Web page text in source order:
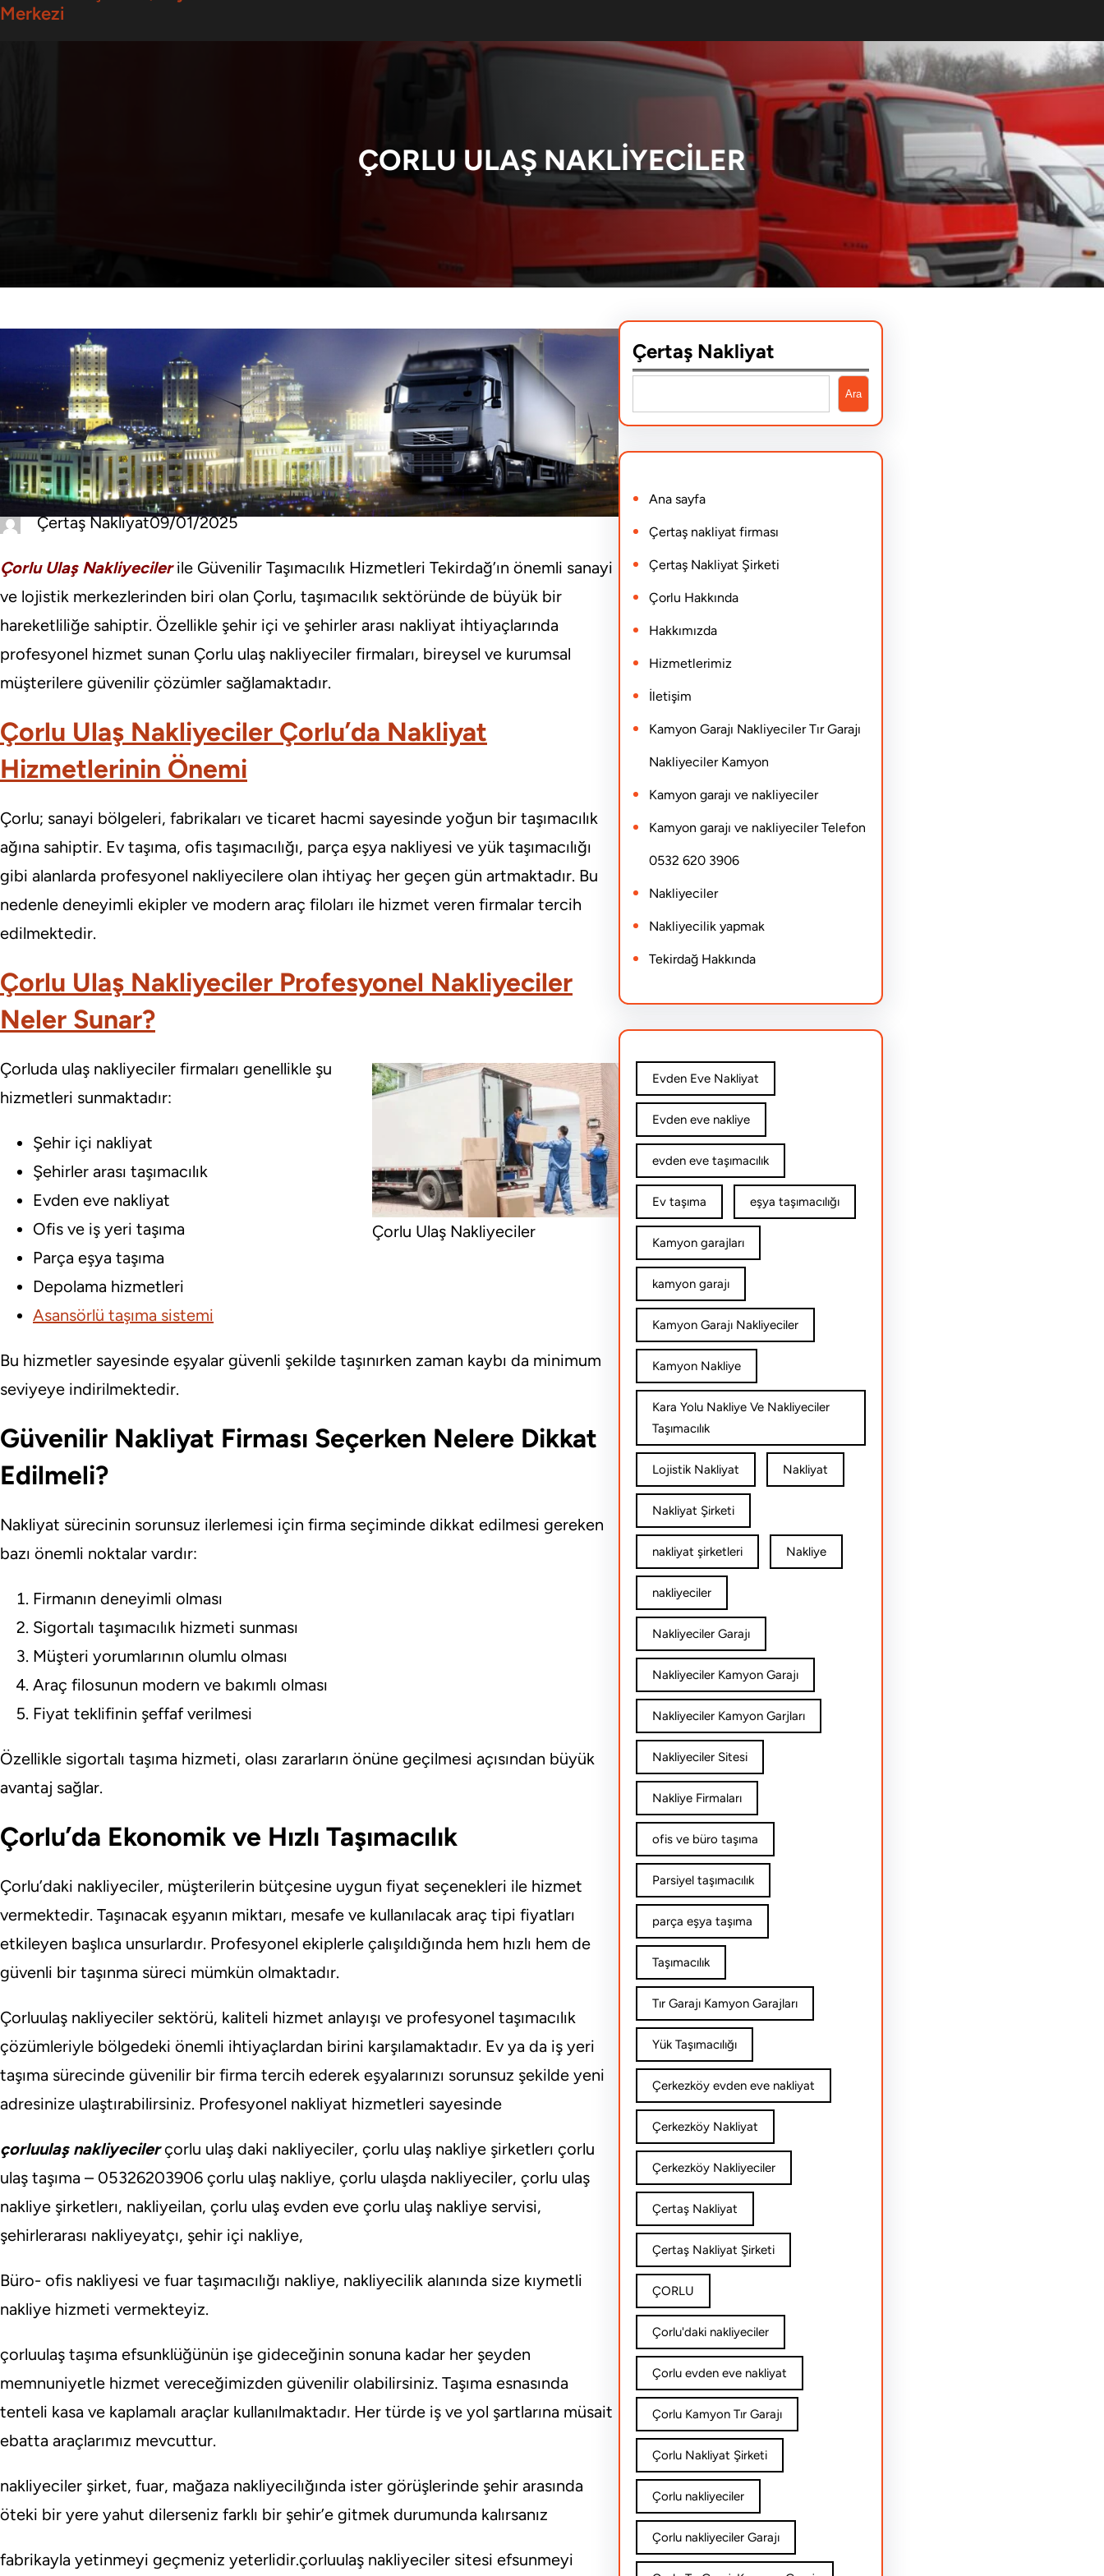
Merkezi
ÇORLU ULAŞ NAKLIYECILER
Çertaş Nakliyat09/01/2025
Çorlu Ulaş Nakliyecilerile Güvenilir Taşımacılık Hizmetleri Tekirdağ’ın önemli sanayi
ve lojistik merkezlerinden biri olan Çorlu, taşımacılık sektöründe de büyük bir
hareketliliğe sahiptir. Özellikle şehir içi ve şehirler arası nakliyat ihtiyaçlarında
profesyonel hizmet sunan Çorlu ulaş nakliyeciler firmaları, bireysel ve kurumsal
müşterilere güvenilir çözümler sağlamaktadır.
Çorlu Ulaş Nakliyeciler Çorlu’da Nakliyat
Hizmetlerinin Önemi
Çorlu; sanayi bölgeleri, fabrikaları ve ticaret hacmi sayesinde yoğun bir taşımacılık
ağına sahiptir. Ev taşıma, ofis taşımacılığı, parça eşya nakliyesi ve yük taşımacılığı
gibi alanlarda profesyonel nakliyecilere olan ihtiyaç her geçen gün artmaktadır. Bu
nedenle deneyimli ekipler ve modern araç filoları ile hizmet veren firmalar tercih
edilmektedir.
Çorlu Ulaş Nakliyeciler Profesyonel Nakliyeciler
Neler Sunar?
Çorlu Ulaş Nakliyeciler
Çorluda ulaş nakliyeciler firmaları genellikle şu
hizmetleri sunmaktadır:
Şehir içi nakliyat
Şehirler arası taşımacılık
Evden eve nakliyat
Ofis ve iş yeri taşıma
Parça eşya taşıma
Depolama hizmetleri
Asansörlü taşıma sistemi
Bu hizmetler sayesinde eşyalar güvenli şekilde taşınırken zaman kaybı da minimum
seviyeye indirilmektedir.
Güvenilir Nakliyat Firması Seçerken Nelere Dikkat
Edilmeli?
Nakliyat sürecinin sorunsuz ilerlemesi için firma seçiminde dikkat edilmesi gereken
bazı önemli noktalar vardır:
Firmanın deneyimli olması
Sigortalı taşımacılık hizmeti sunması
Müşteri yorumlarının olumlu olması
Araç filosunun modern ve bakımlı olması
Fiyat teklifinin şeffaf verilmesi
Özellikle sigortalı taşıma hizmeti, olası zararların önüne geçilmesi açısından büyük
avantaj sağlar.
Çorlu’da Ekonomik ve Hızlı Taşımacılık
Çorlu’daki nakliyeciler, müşterilerin bütçesine uygun fiyat seçenekleri ile hizmet
vermektedir. Taşınacak eşyanın miktarı, mesafe ve kullanılacak araç tipi fiyatları
etkileyen başlıca unsurlardır. Profesyonel ekiplerle çalışıldığında hem hızlı hem de
güvenli bir taşınma süreci mümkün olmaktadır.
Çorluulaş nakliyeciler sektörü, kaliteli hizmet anlayışı ve profesyonel taşımacılık
çözümleriyle bölgedeki önemli ihtiyaçlardan birini karşılamaktadır. Ev ya da iş yeri
taşıma sürecinde güvenilir bir firma tercih ederek eşyalarınızı sorunsuz şekilde yeni
adresinize ulaştırabilirsiniz. Profesyonel nakliyat hizmetleri sayesinde
çorluulaş nakliyecilerçorlu ulaş daki nakliyeciler, çorlu ulaş nakliye şirketlerı çorlu
ulaş taşıma – 05326203906 çorlu ulaş nakliye, çorlu ulaşda nakliyeciler, çorlu ulaş
nakliye şirketlerı, nakliyeilan, çorlu ulaş evden eve çorlu ulaş nakliye servisi,
şehirlerarası nakliyeyatçı, şehir içi nakliye,
Büro- ofis nakliyesi ve fuar taşımacılığı nakliye, nakliyecilik alanında size kıymetli
nakliye hizmeti vermekteyiz.
çorluulaş taşıma efsunklüğünün işe gideceğinin sonuna kadar her şeyden
memnuniyetle hizmet vereceğimizden güvenilir olabilirsiniz. Taşıma esnasında
tenteli kasa ve kaplamalı araçlar kullanılmaktadır. Her türde iş ve yol şartlarına müsait
ebatta araçlarımız mevcuttur.
nakliyeciler şirket, fuar, mağaza nakliyecilığında ister görüşlerinde şehir arasında
öteki bir yere yahut dilerseniz farklı bir şehir’e gitmek durumunda kalırsanız
fabrikayla yetinmeyi geçmeniz yeterlidir.çorluulaş nakliyeciler sitesi efsunmeyi
Çertaş Nakliyat
e
a
c
h
Ara
Ana sayfa
Çertaş nakliyat firması
Çertaş Nakliyat Şirketi
Çorlu Hakkında
Hakkımızda
Hizmetlerimiz
İletişim
Kamyon Garajı Nakliyeciler Tır Garajı
Nakliyeciler Kamyon
Kamyon garajı ve nakliyeciler
Kamyon garajı ve nakliyeciler Telefon
0532 620 3906
Nakliyeciler
Nakliyecilik yapmak
Tekirdağ Hakkında
Evden Eve Nakliyat
Evden eve nakliye
evden eve taşımacılık
Ev taşıma eşya taşımacılığı
Kamyon garajları
kamyon garajı
Kamyon Garajı Nakliyeciler
Kamyon Nakliye
Kara Yolu Nakliye Ve Nakliyeciler
Taşımacılık
Lojistik Nakliyat Nakliyat
Nakliyat Şirketi
nakliyat şirketleri Nakliye
nakliyeciler
Nakliyeciler Garajı
Nakliyeciler Kamyon Garajı
Nakliyeciler Kamyon Garjları
Nakliyeciler Sitesi
Nakliye Firmaları
ofis ve büro taşıma
Parsiyel taşımacılık
parça eşya taşıma
Taşımacılık
Tır Garajı Kamyon Garajları
Yük Taşımacılığı
Çerkezköy evden eve nakliyat
Çerkezköy Nakliyat
Çerkezköy Nakliyeciler
Çertaş Nakliyat
Çertaş Nakliyat Şirketi
ÇORLU
Çorlu'daki nakliyeciler
Çorlu evden eve nakliyat
Çorlu Kamyon Tır Garajı
Çorlu Nakliyat Şirketi
Çorlu nakliyeciler
Çorlu nakliyeciler Garajı